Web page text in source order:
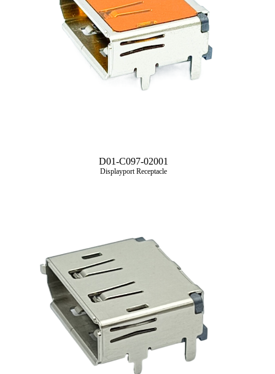
D01-C097-02001
Displayport Receptacle